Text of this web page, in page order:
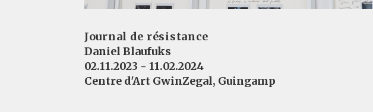
Journal de résistance
Daniel Blaufuks
02.11.2023 - 11.02.2024
Centre d'Art GwinZegal, Guingamp